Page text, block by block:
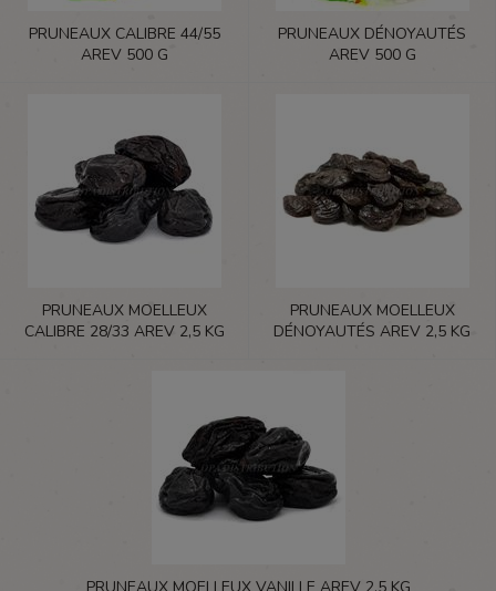
PRUNEAUX CALIBRE 44/55
AREV 500 G
PRUNEAUX DÉNOYAUTÉS
AREV 500 G
PRUNEAUX MOELLEUX
CALIBRE 28/33 AREV 2,5 KG
PRUNEAUX MOELLEUX
DÉNOYAUTÉS AREV 2,5 KG